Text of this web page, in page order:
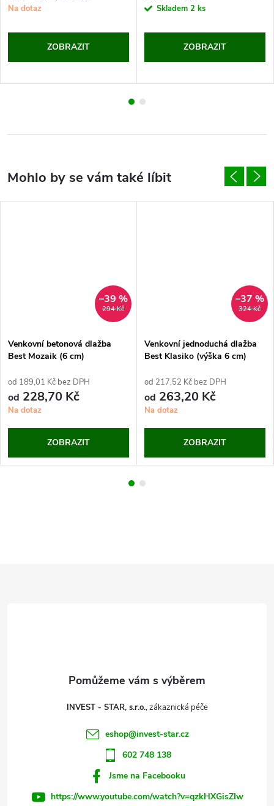
Na dotaz
ZOBRAZIT
Skladem 2 ks
ZOBRAZIT
294 Kč
–39 %
Venkovní betonová dlažba
Best Mozaik (6 cm)
od 189,01 Kč bez DPH
od 228,70 Kč
Na dotaz
ZOBRAZIT
324 Kč
–37 %
Venkovní jednoduchá dlažba
Best Klasiko (výška 6 cm)
od 217,52 Kč bez DPH
od 263,20 Kč
Na dotaz
ZOBRAZIT
INVEST - STAR, s.r.o.
eshop@invest-star.cz
602 748 138
Jsme na Facebooku
https://www.youtube.com/watch?v=qzkHXGisZIw